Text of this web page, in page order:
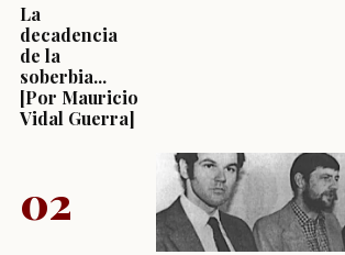
La
decadencia
de la
soberbia...
[Por Mauricio
Vidal Guerra]
02